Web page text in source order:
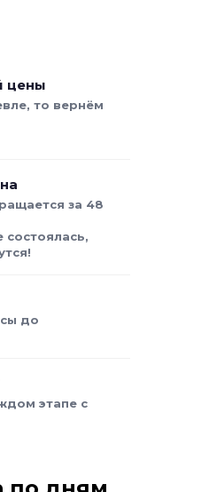
цены
то вернём
за 48
состоялась,
до
этапе с